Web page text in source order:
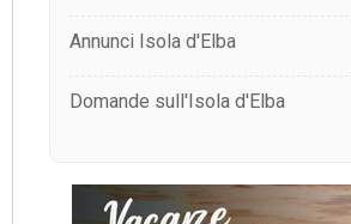
Annunci Isola d'Elba
Domande sull'Isola d'Elba